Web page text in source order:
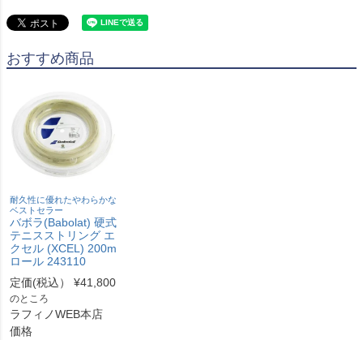
おすすめ商品
耐久性に優れたやわらかな
ベストセラー
バボラ(Babolat) 硬式
テニスストリング エ
クセル (XCEL) 200m
ロール 243110
定価(税込）
¥41,800
のところ
ラフィノWEB本店
価格